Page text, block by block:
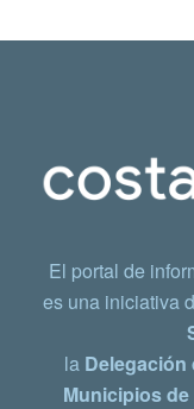
El portal de
es una iniciativa
la Delegación
Municipios